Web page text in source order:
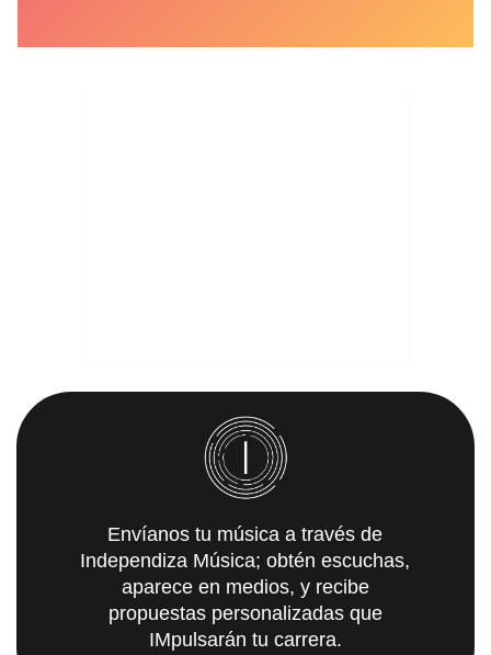
Envíanos tu música a través de
Independiza Música; obtén escuchas,
aparece en medios, y recibe
propuestas personalizadas que
IMpulsarán tu carrera.